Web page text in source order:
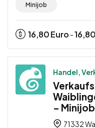
Minijob
16,80Euro -16,80
Handel,
– Minijob
71332